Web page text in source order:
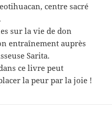
centre sacré
sur la vie de don
entraînement auprès
Sarita.
ce livre peut
la peur par la joie !